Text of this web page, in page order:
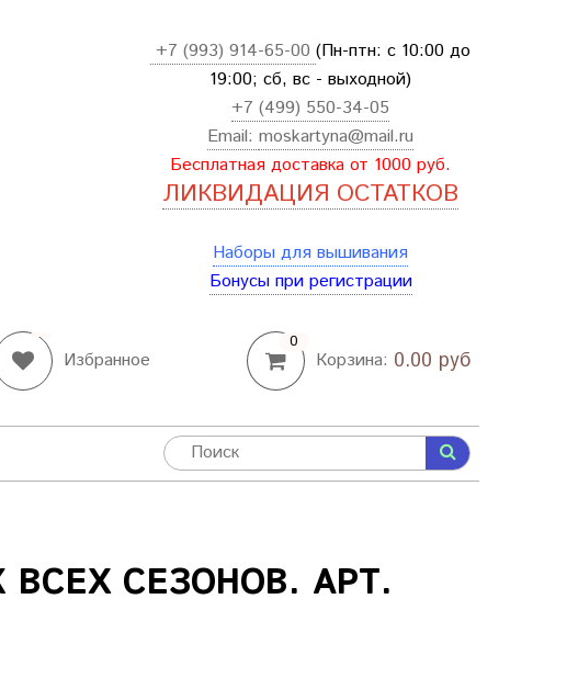
+7 (993) 914-65-00 (Пн-птн: с 10:00 до
19:00; сб, вс - выходной)
+7 (499) 550-34-05
Email: moskartyna@mail.ru
Бесплатная доставка от 1000 руб.
ЛИКВИДАЦИЯ ОСТАТКОВ
Наборы для вышивания
Бонусы при регистрации
Избранное
0
Корзина: 0.00 руб
СЕЗОНОВ. АРТ.